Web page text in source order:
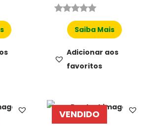
Saiba Mais
Adicionar aos
favoritos
VENDIDO